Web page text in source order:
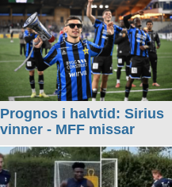
Prognos i halvtid: Sirius
vinner - MFF missar